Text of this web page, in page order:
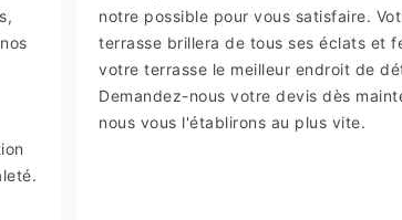
notre possible pour vous satisfaire.
terrasse brillera de tous ses éclats et
votre terrasse le meilleur endroit de
Demandez-nous votre devis dès
nous vous l'établirons au plus vite.